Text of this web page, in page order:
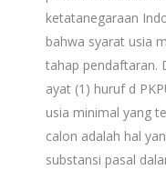
ketatanegaraan
bahwa syarat usia
tahap pendaftaran.
ayat (1) huruf d
usia minimal yang
calon adalah hal
substansi pasal